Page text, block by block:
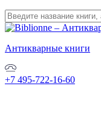
Антикварные книги
+7 495-722-16-60